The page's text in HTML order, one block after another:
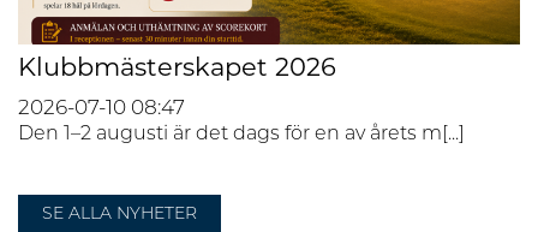
Klubbmästerskapet 2026
2026-07-10 08:47
Den 1–2 augusti är det dags för en av årets m[...]
SE ALLA NYHETER